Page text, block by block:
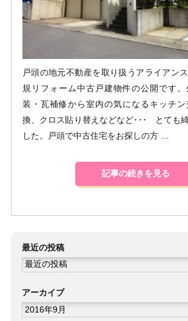
戸頭の地元不動産を取り扱うアライアン
規リフォーム中古戸建物件の公開です
装・瓦補修から室内の気になるキッチ
換、クロス貼り替えなどなど･･･ とても
した。戸頭で中古住宅をお探しの方 …
記事の続きを見る
最近の投稿
アーカイブ
ア
ー
カ